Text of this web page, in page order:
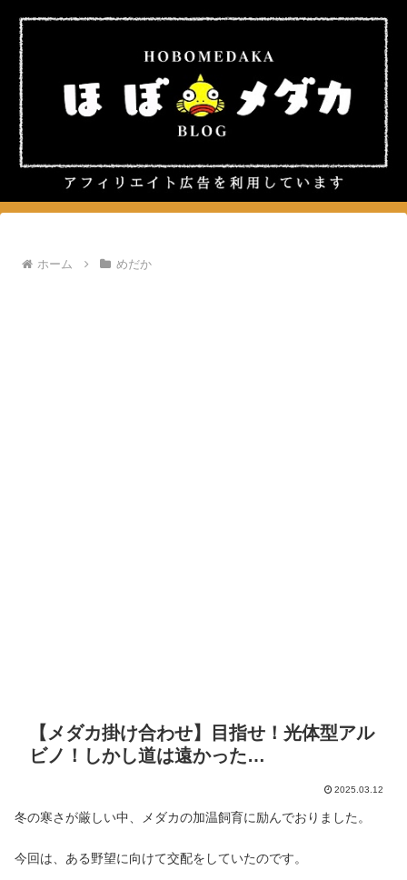
ホーム めだか
【メダカ掛け合わせ】目指せ！光体型アル
ビノ！しかし道は遠かった…
2025.03.12
冬の寒さが厳しい中、メダカの加温飼育に励んでおりました。
今回は、ある野望に向けて交配をしていたのです。